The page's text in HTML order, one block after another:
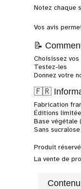
Notez chaque
Vos avis
📝
Choisissez vos
Testez-les
Donnez votre
🇫🇷
Fabrication
Éditions
Base végétale
Sans
Produit
La vente de